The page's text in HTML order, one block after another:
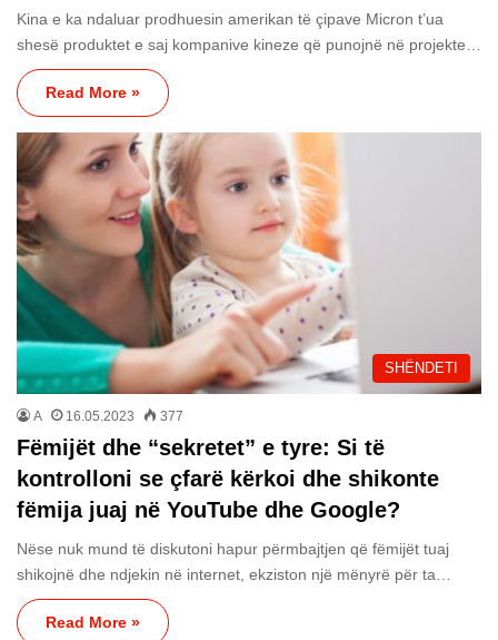
Kina e ka ndaluar prodhuesin amerikan të çipave Micron t’ua
shesë produktet e saj kompanive kineze që punojnë në projekte…
Read More »
SHËNDETI
A 16.05.2023 377
Fëmijët dhe “sekretet” e tyre: Si të
kontrolloni se çfarë kërkoi dhe shikonte
fëmija juaj në YouTube dhe Google?
Nëse nuk mund të diskutoni hapur përmbajtjen që fëmijët tuaj
shikojnë dhe ndjekin në internet, ekziston një mënyrë për ta…
Read More »